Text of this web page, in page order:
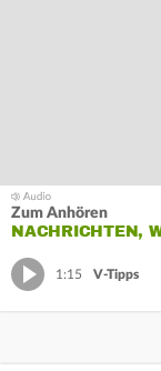
Zum Anhören
NACHRICHTEN,
1:15 V-Tipps